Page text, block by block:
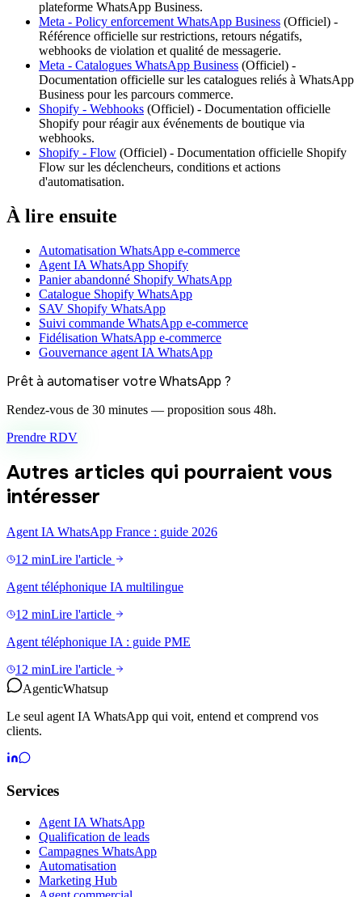
plateforme WhatsApp Business.
Meta - Policy enforcement WhatsApp Business (Officiel) -
Référence officielle sur restrictions, retours négatifs,
webhooks de violation et qualité de messagerie.
Meta - Catalogues WhatsApp Business (Officiel) -
Documentation officielle sur les catalogues reliés à WhatsApp
Business pour les parcours commerce.
Shopify - Webhooks (Officiel) - Documentation officielle
Shopify pour réagir aux événements de boutique via
webhooks.
Shopify - Flow (Officiel) - Documentation officielle Shopify
Flow sur les déclencheurs, conditions et actions
d'automatisation.
À lire ensuite
Automatisation WhatsApp e-commerce
Agent IA WhatsApp Shopify
Panier abandonné Shopify WhatsApp
Catalogue Shopify WhatsApp
SAV Shopify WhatsApp
Suivi commande WhatsApp e-commerce
Fidélisation WhatsApp e-commerce
Gouvernance agent IA WhatsApp
Prêt à automatiser votre WhatsApp ?
Rendez-vous de 30 minutes — proposition sous 48h.
Prendre RDV
Autres articles qui pourraient vous
intéresser
Agent IA WhatsApp France : guide 2026
12 minLire l'article
Agent téléphonique IA multilingue
12 minLire l'article
Agent téléphonique IA : guide PME
12 minLire l'article
AgenticWhatsup
Le seul agent IA WhatsApp qui voit, entend et comprend vos
clients.
Services
Agent IA WhatsApp
Qualification de leads
Campagnes WhatsApp
Automatisation
Marketing Hub